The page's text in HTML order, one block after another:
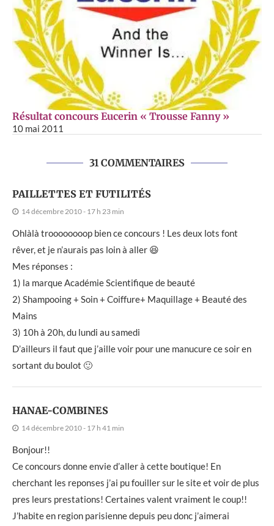
Résultat concours Eucerin « Trousse Fanny »
10 mai 2011
31 COMMENTAIRES
PAILLETTES ET FUTILITÉS
14 décembre 2010 - 17 h 23 min
Ohlàlà troooooooop bien ce concours ! Les deux lots font
rêver, et je n’aurais pas loin à aller 😆
Mes réponses :
1) la marque Académie Scientifique de beauté
2) Shampooing + Soin + Coiffure+ Maquillage + Beauté des
Mains
3) 10h à 20h, du lundi au samedi
D’ailleurs il faut que j’aille voir pour une manucure ce soir en
sortant du boulot 🙂
HANAE-COMBINES
14 décembre 2010 - 17 h 41 min
Bonjour!!
Ce concours donne envie d’aller à cette boutique! En
cherchant les reponses j’ai pu fouiller sur le site et voir de plus
pres leurs prestations! Certaines valent vraiment le coup!!
J’habite en region parisienne depuis peu donc j’aimerai